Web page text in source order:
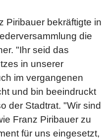
Piribauer bekräftigte in
die
"Ihr seid das
in unserer
im vergangenen
und bin beeindruckt
der Stadtrat. "Wir sind
Franz Piribauer zu
für uns eingesetzt,